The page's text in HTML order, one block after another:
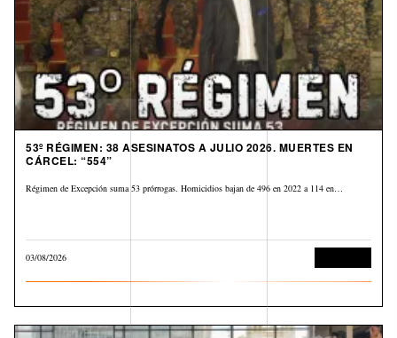
53º RÉGIMEN: 38 ASESINATOS A JULIO 2026. MUERTES EN
CÁRCEL: “554”
Régimen de Excepción suma 53 prórrogas. Homicidios bajan de 496 en 2022 a 114 en…
03/08/2026